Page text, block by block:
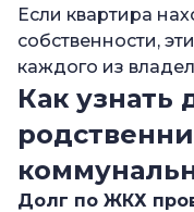
Если квартира
собственности,
каждого из
Как узнать
Долг по ЖКХ